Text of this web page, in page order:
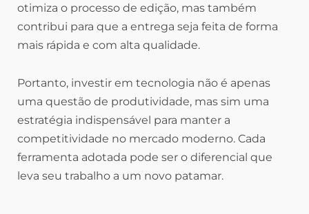
otimiza o processo de edição, mas também
contribui para que a entrega seja feita de forma
mais rápida e com alta qualidade.
Portanto, investir em tecnologia não é apenas
uma questão de produtividade, mas sim uma
estratégia indispensável para manter a
competitividade no mercado moderno. Cada
ferramenta adotada pode ser o diferencial que
leva seu trabalho a um novo patamar.